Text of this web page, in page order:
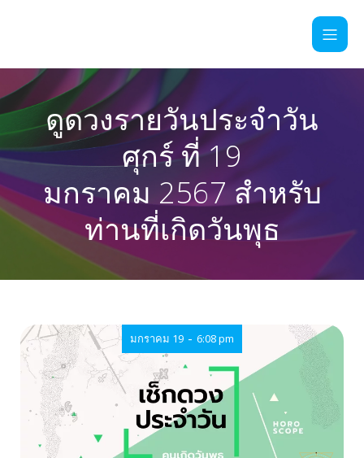
ดูดวงรายวันประจำวัน
ศุกร์ ที่ 19
มกราคม 2567 สำหรับ
ท่านที่เกิดวันพุธ
มกราคม 19 - 6:08 pm